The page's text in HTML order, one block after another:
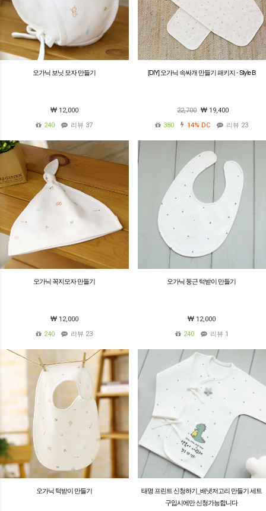
오가닉 보닛 모자 만들기
12,000
240
리뷰 37
[DIY] 오가닉 속싸개 만들기 패키지 - Style B
22,700
19,400
380
14% DC 리뷰 23
오가닉 꼭지모자 만들기
12,000
240
리뷰 23
오가닉 둥근 턱받이 만들기
12,000
240
리뷰 1
오가닉 턱받이 만들기
태명 프린트 신청하기_배냇저고리 만들기 세트
구입시에만 신청가능합니다